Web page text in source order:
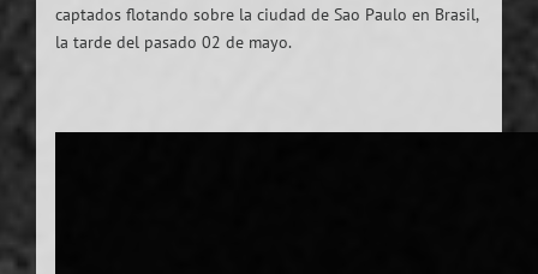
captados flotando sobre la ciudad de Sao Paulo en Brasil,
la tarde del pasado 02 de mayo.